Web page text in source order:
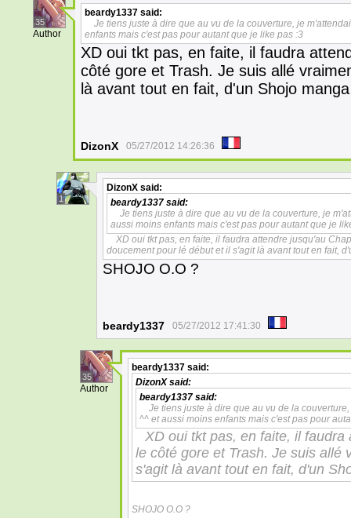
35
Author
beardy1337 said:
Je tiens juste à dire que au vu de la couverture, je
enfants mais c'est pas pour autant que je like pas :3
XD oui tkt pas, en faite, il faudra
côté gore et Trash. Je suis allé
là avant tout en fait, d'un Shojo
DizonX 05/27/2012 14:26:36
1
DizonX said:
beardy1337 said:
Je tiens juste à dire que au vu de la couverture, je
aussi moins enfants mais c'est pas pour autant que je
XD oui tkt pas, en faite, il faudra attendre jusqu'au
doucement pour lé début et il s'agit là avant tout en fait,
SHOJO O.O ?
beardy1337 05/27/2012 17:41:30
35
Author
beardy1337 said:
DizonXsaid:
beardy1337 said:
Je tiens juste à dire que au vu de la
^^ et aussi moins enfants mais c'est pas pour
XD oui tkt pas, en faite, il
le côté gore et Trash. Je suis allé
s'agit là avant tout en fait, d'un
SHOJO O.O ?